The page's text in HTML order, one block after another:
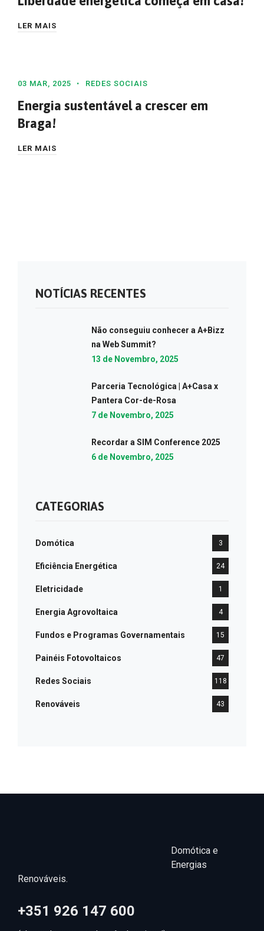
LER MAIS
03 MAR, 2025 REDES SOCIAIS
Energia sustentável a crescer em
Braga!
LER MAIS
NOTÍCIAS RECENTES
Não conseguiu conhecer a A+Bizz
na Web Summit?
13 de Novembro, 2025
Parceria Tecnológica | A+Casa x
Pantera Cor-de-Rosa
7 de Novembro, 2025
Recordar a SIM Conference 2025
6 de Novembro, 2025
CATEGORIAS
Domótica 3
Eficiência Energética 24
Eletricidade 1
Energia Agrovoltaica 4
Fundos e Programas Governamentais 15
Painéis Fotovoltaicos 47
Redes Sociais 118
Renováveis 43
Domótica e
Energias
Renováveis.
+351 926 147 600